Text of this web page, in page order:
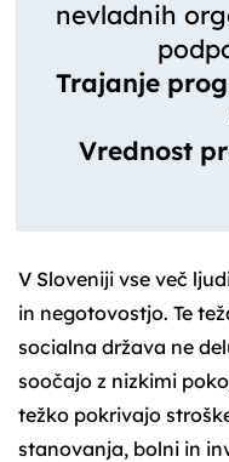
nevladnih
Trajanje
Vrednost
V Sloveniji vse več
in negotovostjo. Te
socialna država ne
soočajo z nizkimi
težko pokrivajo
stanovanja, bolni in